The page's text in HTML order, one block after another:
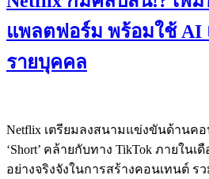
แพลตฟอร์ม พร้อมใช้ AI
รายบุคคล
Netflix เตรียมลงสนามแข่งขันด้านคอ
‘Short’ คล้ายกับทาง TikTok ภายใน
อย่างจริงจังในการสร้างคอนเทนต์ ร